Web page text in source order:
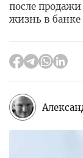
после
жизнь в банке